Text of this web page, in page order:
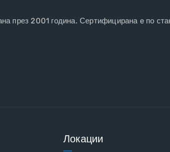
през 2001 година. Сертифицирана e по
Локации